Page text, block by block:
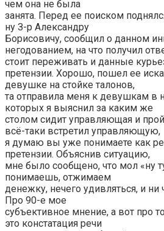
чем она не была
занята. Перед ее поиском
ну З-р Александру
Борисовичу, сообщил о данном
негодованием, на что получил
стоит переживать и данные
претензии. Хорошо, пошел ее
девушке на стойке талонов,
та отправила меня к девушкам в
которых я выяснил за каким же
столом сидит управляющая и
всё-таки встретил управляющую,
я думаю вы уже понимаете как
претензии. Объяснив ситуацию,
мне было сообщено, что мол «ну
понимаешь, отжимаем
денежку, нечего удивляться, и ни
Про 90-е мое
субъективное мнение, а вот про
это констатация речи